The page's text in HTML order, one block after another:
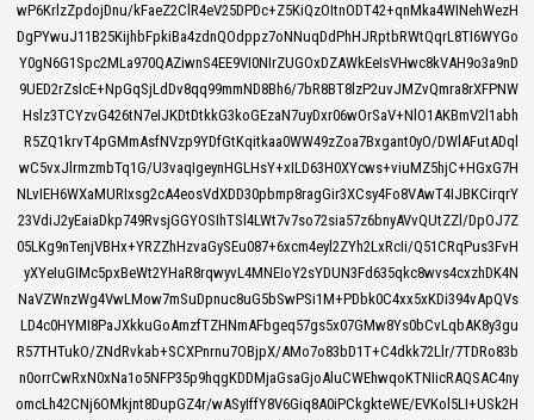
wP6KrlzZpdojDnu/kFaeZ2ClR4eV25DPDc+Z5KiQzOItnODT42+qnMka4WINehWezH
DgPYwuJ11B25KijhbFpkiBa4zdnQOdppz7oNNuqDdPhHJRptbRWtQqrL8TI6WYGo
Y0gN6G1Spc2MLa970QAZiwnS4EE9VI0NIrZUGOxDZAWkEeIsVHwc8kVAH9o3a9nD
9UED2rZsIcE+NpGqSjLdDv8qq99mmND8Bh6/7bR8BT8lzP2uvJMZvQmra8rXFPNW
Hslz3TCYzvG426tN7eIJKDtDtkkG3koGEzaN7uyDxr06wOrSaV+NlO1AKBmV2l1abh
R5ZQ1krvT4pGMmAsfNVzp9YDfGtKqitkaa0WW49zZoa7Bxgant0yO/DWlAFutADql
wC5vxJlrmzmbTq1G/U3vaqIgeynHGLHsY+xILD63H0XYcws+viuMZ5hjC+HGxG7H
NLvIEH6WXaMURIxsg2cA4eosVdXDD30pbmp8ragGir3XCsy4Fo8VAwT4IJBKCirqrY
23VdiJ2yEaiaDkp749RvsjGGYOSIhTSl4LWt7v7so72sia57z6bnyAVvQUtZZl/DpOJ7Z
05LKg9nTenjVBHx+YRZZhHzvaGySEu087+6xcm4eyl2ZYh2LxRcIi/Q51CRqPus3FvH
yXYeIuGIMc5pxBeWt2YHaR8rqwyvL4MNEIoY2sYDUN3Fd635qkc8wvs4cxzhDK4N
NaVZWnzWg4VwLMow7mSuDpnuc8uG5bSwPSi1M+PDbk0C4xx5xKDi394vApQVs
LD4c0HYMI8PaJXkkuGoAmzfTZHNmAFbgeq57gs5x07GMw8Ys0bCvLqbAK8y3gu
R57THTukO/ZNdRvkab+SCXPnrnu7OBjpX/AMo7o83bD1T+C4dkk72Llr/7TDRo83b
n0orrCwRxN0xNa1o5NFP35p9hqgKDDMjaGsaGjoAluCWEhwqoKTNIicRAQSAC4ny
omcLh42CNj6OMkjnt8DupGZ4r/wASyIffY8V6Giq8A0iPCkgkteWE/EVKol5LI+USk2H